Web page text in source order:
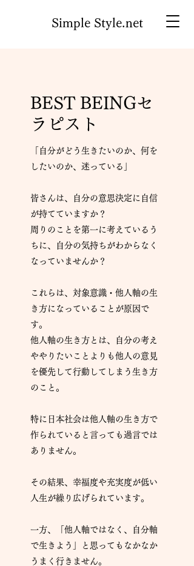
Simple Style.net
BEST BEINGセ
ラピスト
「自分がどう生きたいのか、何を
したいのか、迷っている」
皆さんは、自分の意思決定に自信
が持てていますか？
周りのことを第一に考えているう
ちに、自分の気持ちがわからなく
なっていませんか？
これらは、対象意識・他人軸の生
き方になっていることが原因で
す。
他人軸の生き方とは、自分の考え
ややりたいことよりも他人の意見
を優先して行動してしまう生き方
のこと。
特に日本社会は他人軸の生き方で
作られていると言っても過言では
ありません。
その結果、幸福度や充実度が低い
人生が繰り広げられています。
一方、「他人軸ではなく、自分軸
で生きよう」と思ってもなかなか
うまく行きません。